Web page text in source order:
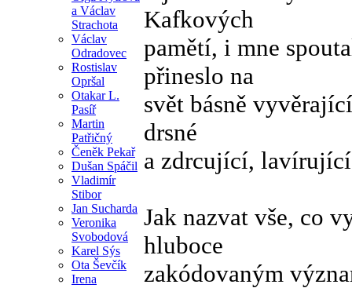
a Václav
Strachota
Václav
Odradovec
Rostislav
Opršal
Otakar L.
Pasíř
Martin
Patřičný
Čeněk Pekař
Dušan Spáčil
Vladimír
Stibor
Jan Sucharda
Veronika
Svobodová
Karel Sýs
Ota Ševčík
Irena
Kafkových
pamětí, i mne
přineslo na
svět básně
drsné
a zdrcující, lavírující
Jak nazvat vše, co
hluboce
zakódovaným